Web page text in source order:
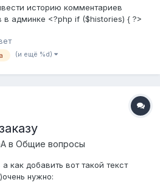
историю комментариев
в админке <?php if ($histories) { ?>
} ?> <?php } ?> в
очень надо
(и ещё %d)
в Общие вопросы
как добавить вот такой текст
нужно: